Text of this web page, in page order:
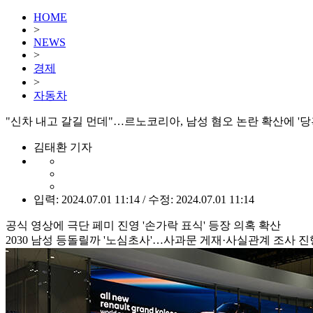
HOME
>
NEWS
>
경제
>
자동차
"신차 내고 갈길 먼데"…르노코리아, 남성 혐오 논란 확산에 '당
김태환 기자
입력: 2024.07.01 11:14 / 수정: 2024.07.01 11:14
공식 영상에 극단 페미 진영 '손가락 표식' 등장 의혹 확산
2030 남성 등돌릴까 '노심초사'…사과문 게재·사실관계 조사 진